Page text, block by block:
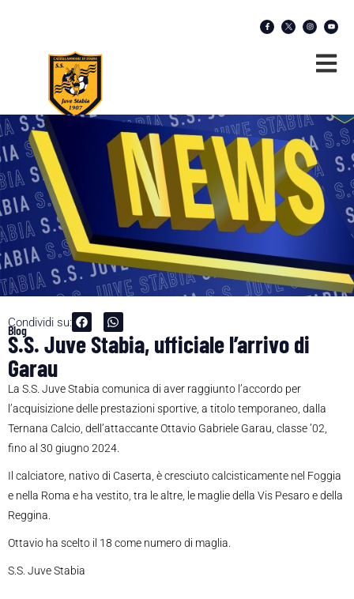
Condividi su:
Blog
S.S. Juve Stabia, ufficiale l’arrivo di
Garau
La S.S. Juve Stabia comunica di aver raggiunto l’accordo per
l’acquisizione delle prestazioni sportive, a titolo temporaneo, dalla
Ternana Calcio, dell’attaccante Ottavio Gabriele Garau, classe ’02,
fino al 30 giugno 2024.
Il calciatore, nativo di Caserta, è cresciuto calcisticamente nel Foggia
e nella Roma e ha vestito, tra le altre, le maglie della Vis Pesaro e della
Reggina.
Ottavio ha scelto il 18 come numero di maglia.
S.S. Juve Stabia